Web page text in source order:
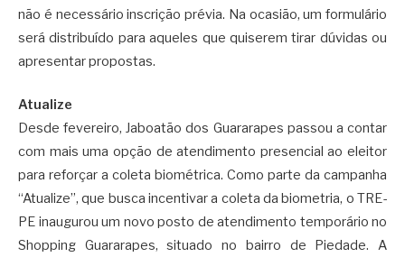
não é necessário inscrição prévia. Na ocasião, um formulário
será distribuído para aqueles que quiserem tirar dúvidas ou
apresentar propostas.
Atualize
Desde fevereiro, Jaboatão dos Guararapes passou a contar
com mais uma opção de atendimento presencial ao eleitor
para reforçar a coleta biométrica. Como parte da campanha
“Atualize”, que busca incentivar a coleta da biometria, o TRE-
PE inaugurou um novo posto de atendimento temporário no
Shopping Guararapes, situado no bairro de Piedade. A